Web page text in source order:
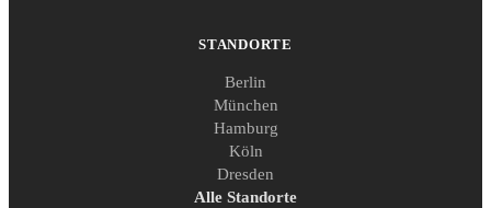
STANDORTE
Berlin
München
Hamburg
Köln
Dresden
Alle Standorte